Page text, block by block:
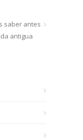
saber antes
antigua